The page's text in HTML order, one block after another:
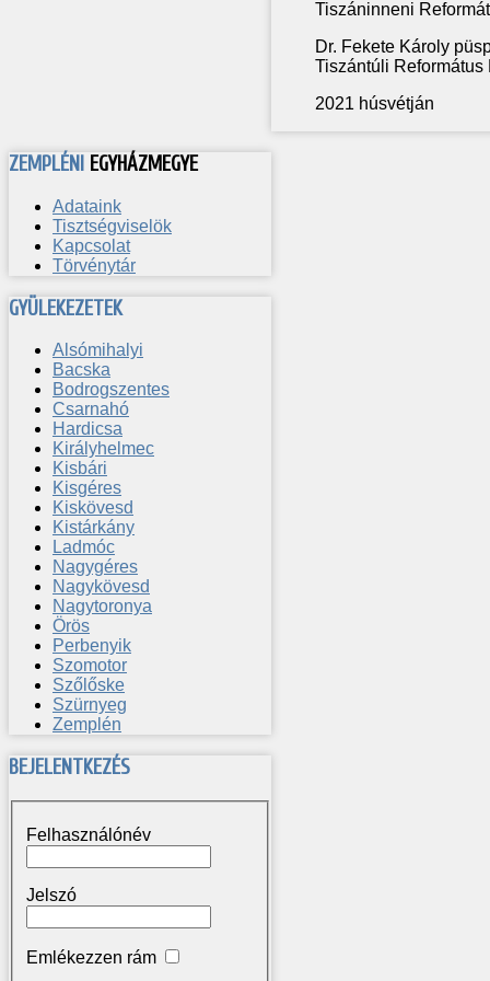
Tiszáninneni
Dr. Fekete Károly
Tiszántúli Református
2021 húsvétján
ZEMPLÉNI EGYHÁZMEGYE
Adataink
Tisztségviselök
Kapcsolat
Törvénytár
GYÜLEKEZETEK
Alsómihalyi
Bacska
Bodrogszentes
Csarnahó
Hardicsa
Királyhelmec
Kisbári
Kisgéres
Kiskövesd
Kistárkány
Ladmóc
Nagygéres
Nagykövesd
Nagytoronya
Örös
Perbenyik
Szomotor
Szőlőske
Szürnyeg
Zemplén
BEJELENTKEZÉS
Felhasználónév
Jelszó
Emlékezzen rám